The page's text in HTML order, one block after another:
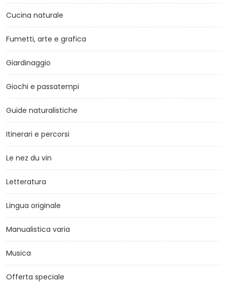
Cucina naturale
Fumetti, arte e grafica
Giardinaggio
Giochi e passatempi
Guide naturalistiche
Itinerari e percorsi
Le nez du vin
Letteratura
Lingua originale
Manualistica varia
Musica
Offerta speciale